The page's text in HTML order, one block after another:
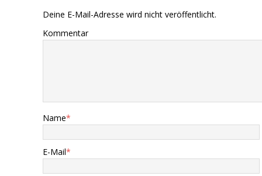
Deine E-Mail-Adresse wird nicht veröffentlicht.
Kommentar
Name*
E-Mail*